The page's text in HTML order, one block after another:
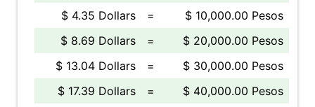
$ 4.35 Dollars
=
$ 10,000.00 Pesos
$ 8.69 Dollars
=
$ 20,000.00 Pesos
$ 13.04 Dollars
=
$ 30,000.00 Pesos
$ 17.39 Dollars
= $ 40,000.00 Pesos